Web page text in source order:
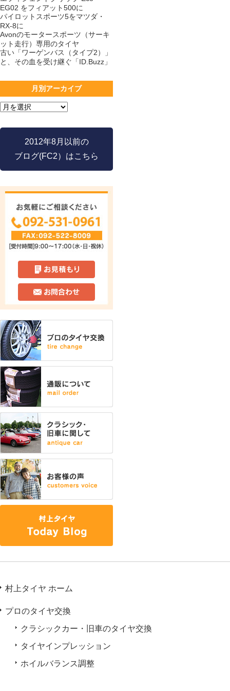
EG02 をフィアット500に
パイロットスポーツ5をマツダ・
RX-8に
Avonのモータースポーツ（サーキ
ット走行）専用のタイヤ
古い「ワーゲンバス（タイプ2）」
と、その血を受け継ぐ「ID.Buzz」
月別アーカイブ
2012年8月以前の
ブログ(FC2）はこちら
村上タイヤ ホーム
プロのタイヤ交換
クラシックカー・旧車のタイヤ交換
タイヤインプレッション
ホイルバランス調整